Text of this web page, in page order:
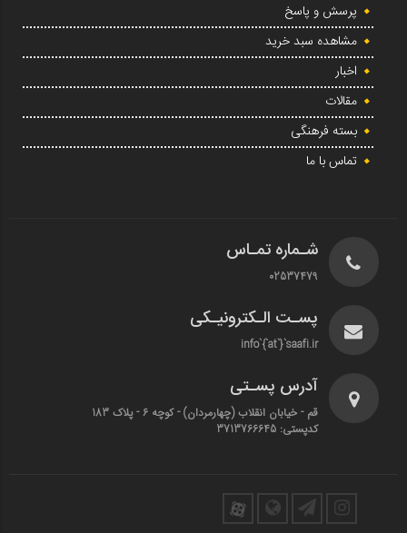
پرسش و پاسخ
مشاهده سبد خرید
اخبار
مقالات
بسته فرهنگی
تماس با ما
شـماره تمـاس
02537479
پسـت الـکترونیـکی
info`{`at`}`saafi.ir
آدرس پسـتی
قم - خیابان انقلاب (چهارمردان)‌ - کوچه 6 - پلاک 183
کدپستی: 3713766645